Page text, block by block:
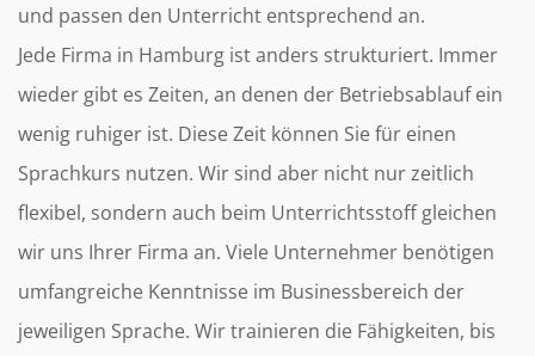
und passen den Unterricht entsprechend an.
Jede Firma in Hamburg ist anders strukturiert. Immer
wieder gibt es Zeiten, an denen der Betriebsablauf ein
wenig ruhiger ist. Diese Zeit können Sie für einen
Sprachkurs nutzen. Wir sind aber nicht nur zeitlich
flexibel, sondern auch beim Unterrichtsstoff gleichen
wir uns Ihrer Firma an. Viele Unternehmer benötigen
umfangreiche Kenntnisse im Businessbereich der
jeweiligen Sprache. Wir trainieren die Fähigkeiten, bis